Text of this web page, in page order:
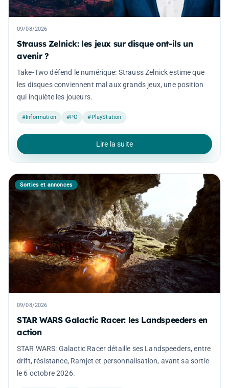
09/08/2026
Strauss Zelnick: les jeux sur disque ont-ils un
avenir ?
Take-Two défend le numérique: Strauss Zelnick estime que
les disques conviennent mal aux grands jeux, une position
qui inquiète les joueurs.
#Information #PC #PlayStation
Lire la suite
Sorties et annonces
09/08/2026
STAR WARS Galactic Racer: les Landspeeders en
action
STAR WARS: Galactic Racer détaille ses Landspeeders, entre
drift, résistance, Ramjet et personnalisation, avant sa sortie
le 6 octobre 2026.